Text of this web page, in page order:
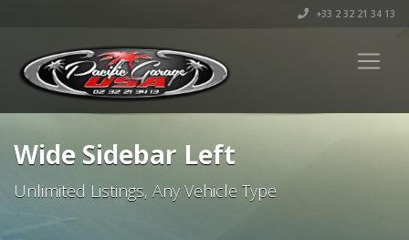
+33 2 32 21 34 13
Wide Sidebar Left
Unlimited Listings, Any Vehicle Type